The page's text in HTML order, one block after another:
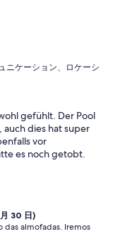
ニケーション、ロケーシ
gefühlt. Der Pool
dies hat super
vor
es noch getobt.
30 日)
almofadas. Iremos